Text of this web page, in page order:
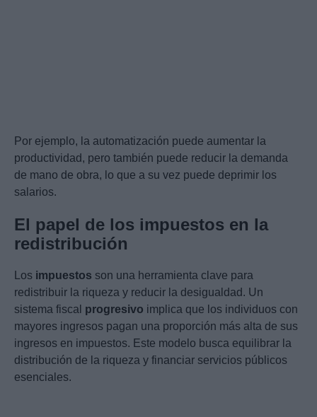
Por ejemplo, la automatización puede aumentar la
productividad, pero también puede reducir la demanda
de mano de obra, lo que a su vez puede deprimir los
salarios.
El papel de los impuestos en la
redistribución
Los impuestos son una herramienta clave para
redistribuir la riqueza y reducir la desigualdad. Un
sistema fiscal progresivo implica que los individuos con
mayores ingresos pagan una proporción más alta de sus
ingresos en impuestos. Este modelo busca equilibrar la
distribución de la riqueza y financiar servicios públicos
esenciales.